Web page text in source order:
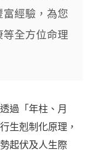
經驗，為您
全方位命理
過「年柱、月
生剋制化原理，
起伏及人生際